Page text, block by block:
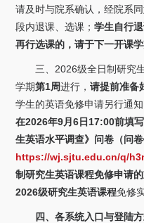
请及时与院系确认，经院系
段内退课、选课；学生自行
再行选课的，请于下一开课学
三、2026级全日制研究
学期第1周进行，请提前准备
学生的英语免修申请另行通
在2026年9月6日17:00前填
生英语水平调查》问卷（问卷
https://wj.sjtu.edu.cn/q/
制研究生英语课程免修申请
2026级研究生英语课程免修
四、各系统入口与登陆方